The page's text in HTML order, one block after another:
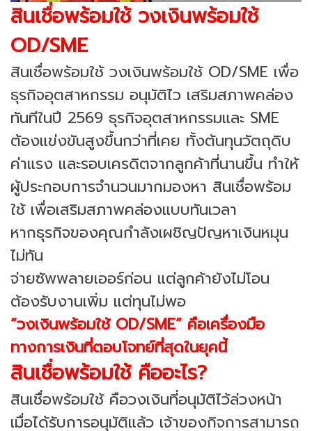
สินเชื่อพร้อมใช้ วงเงินพร้อมใช้
OD/SME
สินเชื่อพร้อมใช้ วงเงินพร้อมใช้ OD/SME เพื่อ
ธุรกิจอุตสาหกรรม อนุมัติไว เสริมสภาพคล่อง
ทันทีในปี 2569 ธุรกิจอุตสาหกรรมและ SME
ต้องแข่งขันสูงขึ้นกว่าที่เคย ทั้งต้นทุนวัตถุดิบ
ค่าแรง และรอบเครดิตจากลูกค้าที่นานขึ้น ทำให้
ผู้ประกอบการจำนวนมากมองหา สินเชื่อพร้อม
ใช้ เพื่อเสริมสภาพคล่องแบบทันเวลา
หากธุรกิจของคุณกำลังเผชิญปัญหาเงินหมุน
ไม่ทัน
จ่ายซัพพลายเออร์ก่อน แต่ลูกค้ายังไม่โอน
ต้องรับงานเพิ่ม แต่ทุนไม่พอ
“วงเงินพร้อมใช้ OD/SME” คือเครื่องมือ
ทางการเงินที่ตอบโจทย์ที่สุดในยุคนี้
สินเชื่อพร้อมใช้ คืออะไร?
สินเชื่อพร้อมใช้ คือวงเงินที่อนุมัติไว้ล่วงหน้า
เมื่อได้รับการอนุมัติแล้ว เจ้าของกิจการสามารถ